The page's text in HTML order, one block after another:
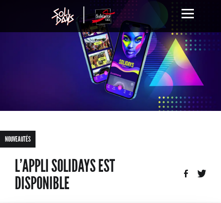
NOUVEAUTÉS
L’APPLI SOLIDAYS EST
DISPONIBLE